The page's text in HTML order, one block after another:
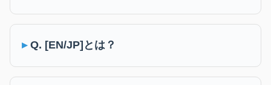
Q. [EN/JP]とは？